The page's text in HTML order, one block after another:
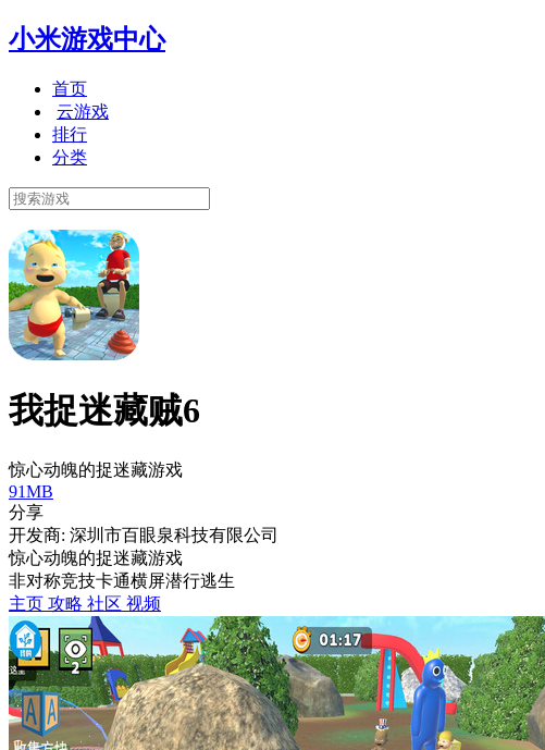
小米游戏中心
首页
云游戏
排行
分类
我捉迷藏贼6
惊心动魄的捉迷藏游戏
91MB
分享
开发商: 深圳市百眼泉科技有限公司
惊心动魄的捉迷藏游戏
非对称竞技卡通横屏潜行逃生
主页 攻略 社区 视频